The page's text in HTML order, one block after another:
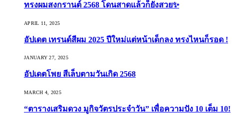
ทรงผมสงกรานต์ 2568 โดนสาดแล้วก็ยังสวย✨
APRIL 11, 2025
อัปเดต เทรนด์สีผม 2025 ปีใหม่แต่หน้าเด็กลง ทรงไหนก็รอด !
JANUARY 27, 2025
อัปเดตโพย สีเล็บตามวันเกิด 2568
MARCH 4, 2025
“ตารางเสริมดวง มูกิจวัตรประจำวัน” เพื่อความปัง 10 เต็ม 10!